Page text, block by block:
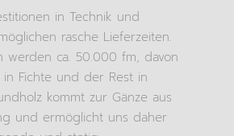
in Technik und
rasche Lieferzeiten.
werden ca. 50.000 fm, davon
Fichte und der Rest in
kommt zur Gänze aus
und ermöglicht uns daher